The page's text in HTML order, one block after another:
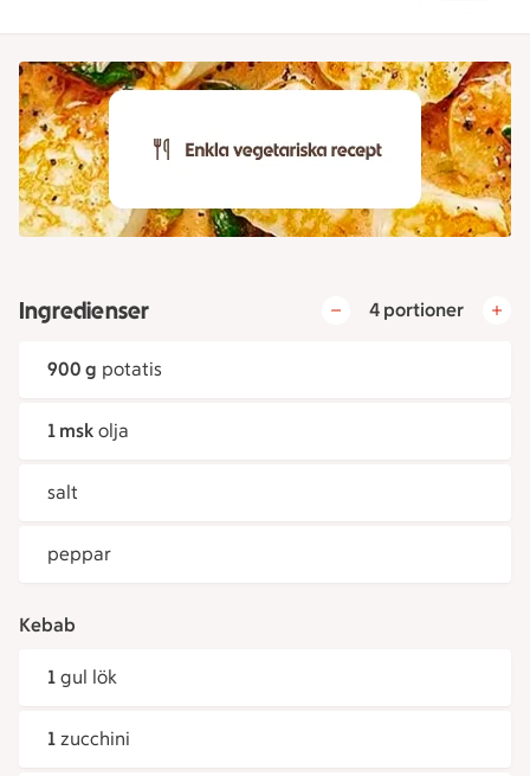
Ingredienser 4 portioner
900 g potatis
1 msk olja
salt
peppar
Kebab
1 gul lök
1 zucchini